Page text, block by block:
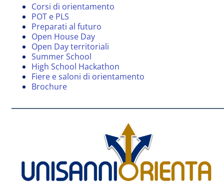
Corsi di orientamento
POT e PLS
Preparati al futuro
Open House Day
Open Day territoriali
Summer School
High School Hackathon
Fiere e saloni di orientamento
Brochure